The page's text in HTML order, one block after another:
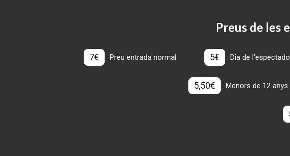
Preus de les
7€ Preu entrada normal 5€ Dia de
5,50€ Menors de 12 anys